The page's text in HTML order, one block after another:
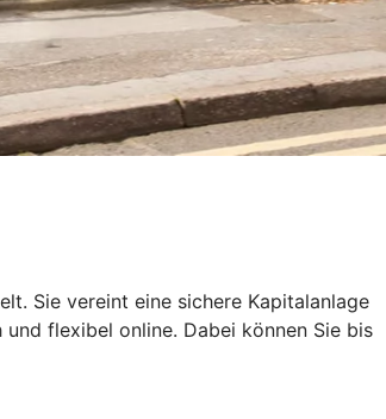
Sie vereint eine sichere Kapitalanlage
flexibel online. Dabei können Sie bis